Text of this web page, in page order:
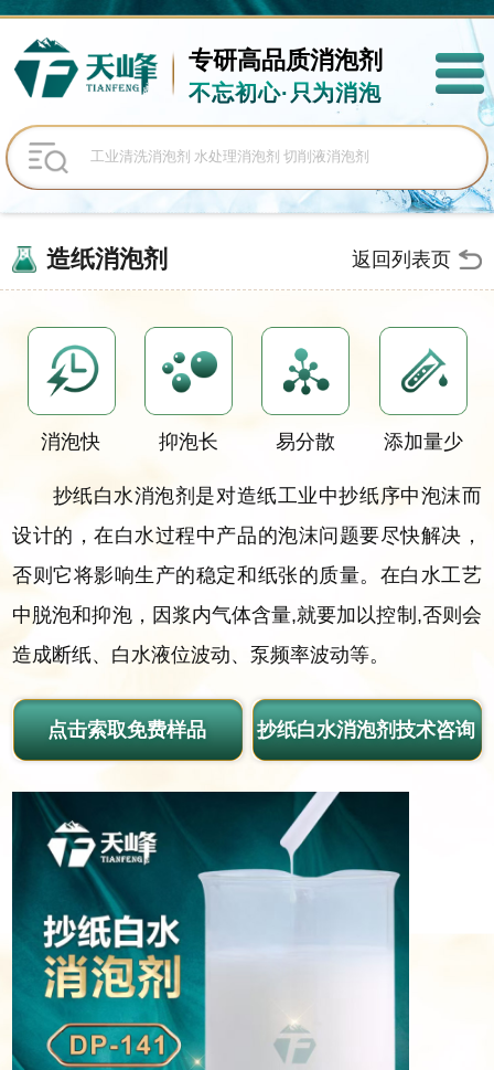
专研高品质消泡剂
不忘初心·只为消泡
造纸消泡剂 返回列表页
消泡快 抑泡长 易分散 添加量少
抄纸白水消泡剂是对造纸工业中抄纸序中泡沫而
设计的，在白水过程中产品的泡沫问题要尽快解决，
否则它将影响生产的稳定和纸张的质量。在白水工艺
中脱泡和抑泡，因浆内气体含量,就要加以控制,否则会
造成断纸、白水液位波动、泵频率波动等。
点击索取免费样品 抄纸白水消泡剂技术咨询